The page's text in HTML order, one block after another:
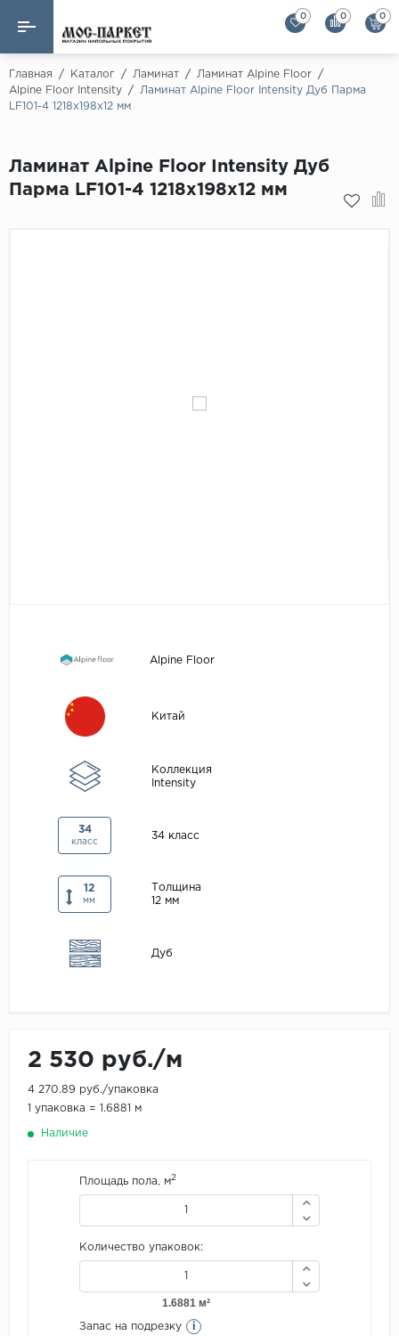
Назад
Ламинат
Назад
Alloc
Alpine Floor
Паркетная доска
0 0 0
Главная / Каталог / Ламинат / Ламинат Alpine Floor
/
Alpine Floor Intensity
/
Ламинат Alpine Floor Intensity Дуб Парма
LF101-4 1218х198х12 мм
Ламинат Alpine Floor Intensity Дуб
Парма LF101-4 1218х198х12 мм
Alpine Floor
Китай
Коллекция
Intensity
34
класс
34 класс
12
мм
Толщина
12 мм
Дуб
2 530 руб./м
4 270.89 руб./упаковка
1 упаковка = 1.6881 м
Наличие
Площадь пола, м2
Количество упаковок:
Запас на подрезку i